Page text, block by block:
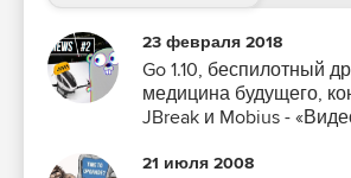
23 февраля 2018
Go 1.10, беспилотный
медицина будущего,
JBreak и Mobius -
21 июля 2008